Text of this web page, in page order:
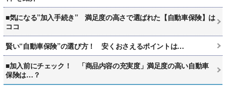
■気になる”加入手続き” 満足度の高さで選ばれた【自動車保険】は
ココ
賢い“自動車保険”の選び方！ 安くおさえるポイントは…
■加入前にチェック！ 「商品内容の充実度」満足度の高い自動車
保険は…？